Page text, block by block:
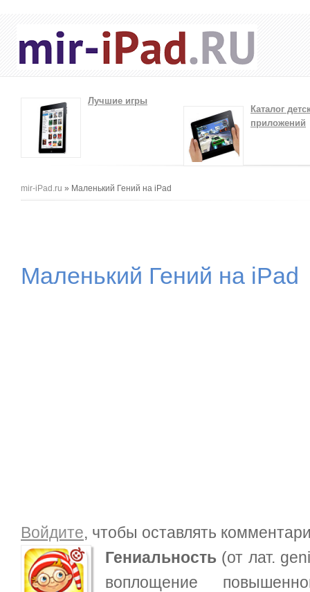
Лучшие игры
Каталог
приложений
Вы здесь
mir-iPad.ru » Маленький Гений на iPad
Маленький Гений на iPad
Войдите, чтобы оставлять
Гениальность (от лат.
воплощение